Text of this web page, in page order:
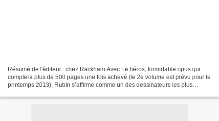
Résumé de l'éditeur : chez Rackham Avec Le héros, formidable opus qui
comptera plus de 500 pages une fois achevé (le 2e volume est prévu pour le
printemps 2013), Rubín s’affirme comme un des dessinateurs les plus